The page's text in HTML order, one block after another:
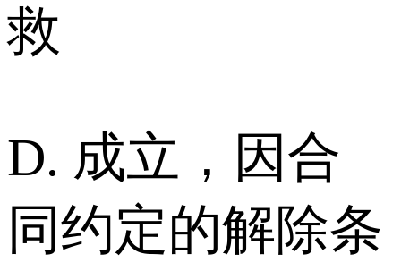
救
D. 成立，因合
同约定的解除条